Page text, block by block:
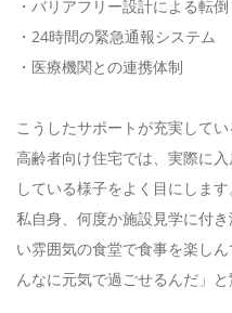
・バリアフリー設計による転
・24時間の緊急通報システム
・医療機関との連携体制
こうしたサポートが充実して
高齢者向け住宅では、実際に
している様子をよく目にします
私自身、何度か施設見学に付
い雰囲気の食堂で食事を楽し
んなに元気で過ごせるんだ」